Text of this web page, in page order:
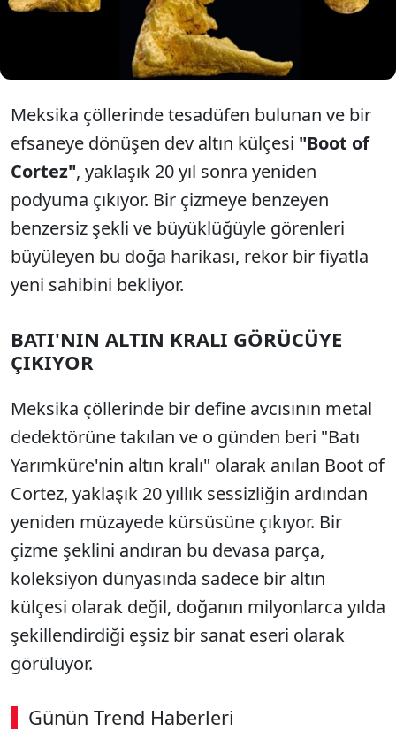
sergilenmişti. Şimdi ise bu değerli parça sahibini
Meksika çöllerinde tesadüfen bulunan ve bir
efsaneye dönüşen dev altın külçesi "Boot of
Cortez", yaklaşık 20 yıl sonra yeniden
podyuma çıkıyor. Bir çizmeye benzeyen
benzersiz şekli ve büyüklüğüyle görenleri
büyüleyen bu doğa harikası, rekor bir fiyatla
yeni sahibini bekliyor.
BATI'NIN ALTIN KRALI GÖRÜCÜYE
ÇIKIYOR
Meksika çöllerinde bir define avcısının metal
dedektörüne takılan ve o günden beri "Batı
Yarımküre'nin altın kralı" olarak anılan Boot of
Cortez, yaklaşık 20 yıllık sessizliğin ardından
yeniden müzayede kürsüsüne çıkıyor. Bir
çizme şeklini andıran bu devasa parça,
koleksiyon dünyasında sadece bir altın
külçesi olarak değil, doğanın milyonlarca yılda
şekillendirdiği eşsiz bir sanat eseri olarak
görülüyor.
Günün Trend Haberleri